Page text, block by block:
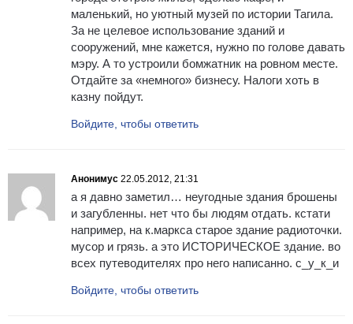
маленький, но уютный музей по истории Тагила.
За не целевое использование зданий и
сооружений, мне кажется, нужно по голове давать
мэру. А то устроили бомжатник на ровном месте.
Отдайте за «немного» бизнесу. Налоги хоть в
казну пойдут.
Войдите, чтобы ответить
Анонимус 22.05.2012, 21:31
а я давно заметил… неугодные здания брошены
и загубленны. нет что бы людям отдать. кстати
например, на к.маркса старое здание радиоточки.
мусор и грязь. а это ИСТОРИЧЕСКОЕ здание. во
всех путеводителях про него написанно. с_у_к_и
Войдите, чтобы ответить